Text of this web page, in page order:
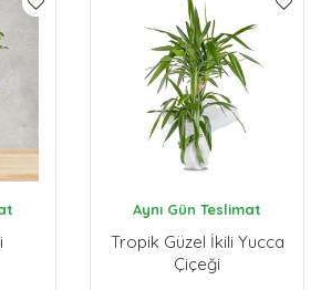
Aynı Gün Teslimat
Tropik Güzel İkili Yucca
Çiçeği